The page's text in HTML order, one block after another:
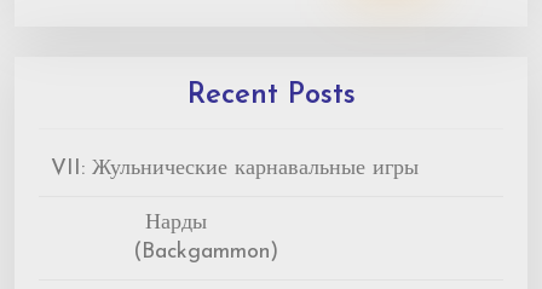
Recent Posts
VII: Жульнические карнавальные игры
Нарды
(Backgammon)